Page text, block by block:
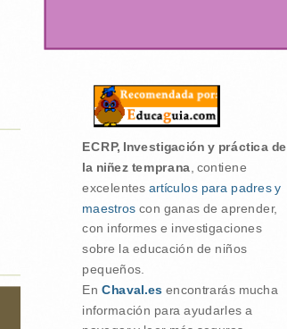
ECRP, Investigación y práctica de
la niñez temprana, contiene
excelentes artículos para padres y
maestros con ganas de aprender,
con informes e investigaciones
sobre la educación de niños
pequeños.
En Chaval.es encontrarás mucha
información para ayudarles a